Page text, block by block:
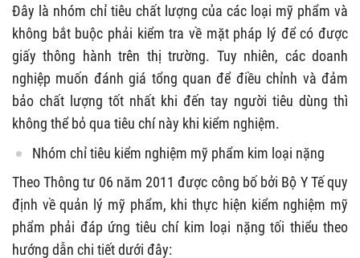
Đây là nhóm chỉ tiêu chất lượng của các loại mỹ phẩm và
không bắt buộc phải kiểm tra về mặt pháp lý để có được
giấy thông hành trên thị trường. Tuy nhiên, các doanh
nghiệp muốn đánh giá tổng quan để điều chỉnh và đảm
bảo chất lượng tốt nhất khi đến tay người tiêu dùng thì
không thể bỏ qua tiêu chí này khi kiểm nghiệm.
Nhóm chỉ tiêu kiểm nghiệm mỹ phẩm kim loại nặng
Theo Thông tư 06 năm 2011 được công bố bởi Bộ Y Tế quy
định về quản lý mỹ phẩm, khi thực hiện kiểm nghiệm mỹ
phẩm phải đáp ứng tiêu chí kim loại nặng tối thiểu theo
hướng dẫn chi tiết dưới đây: